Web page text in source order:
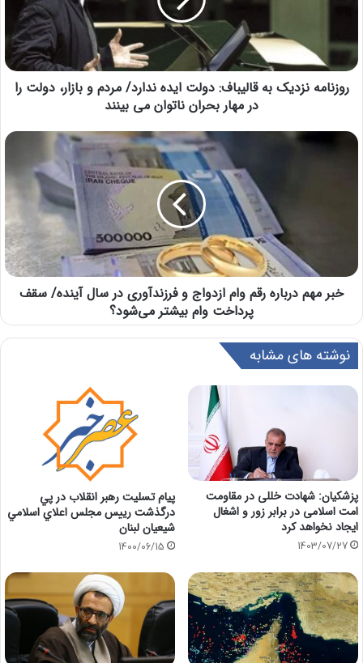
روزنامه نزدیک به قالیباف: دولت ایده ندارد/ مردم و بازار، دولت را
در مهار بحران ناتوان می بینند
خبر مهم درباره رقم وام ازدواج و فرزندآوری در سال آینده/ سقف
پرداخت وام بیشتر می‌شود؟
نوشته های مشابه
پزشکیان: شهادت خللی در مقاومت
امت اسلامی در برابر زور و اشغال
ایجاد نخواهد کرد
1403/07/27
پيام تسليت رهبر انقلاب در پي
درگذشت رييس مجلس اعلاي اسلامي
شيعيان لبنان
1400/06/15